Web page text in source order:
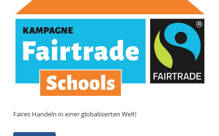
Faires Handeln in einer globalisierten Welt!